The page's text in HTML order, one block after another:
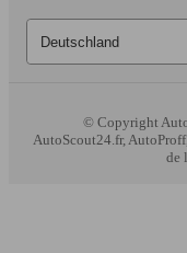
© Copyright
AutoScout24.fr,
de